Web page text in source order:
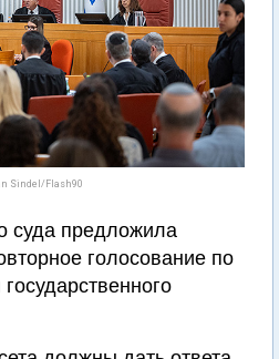
Sindel/Flash90
суда предложила
голосование по